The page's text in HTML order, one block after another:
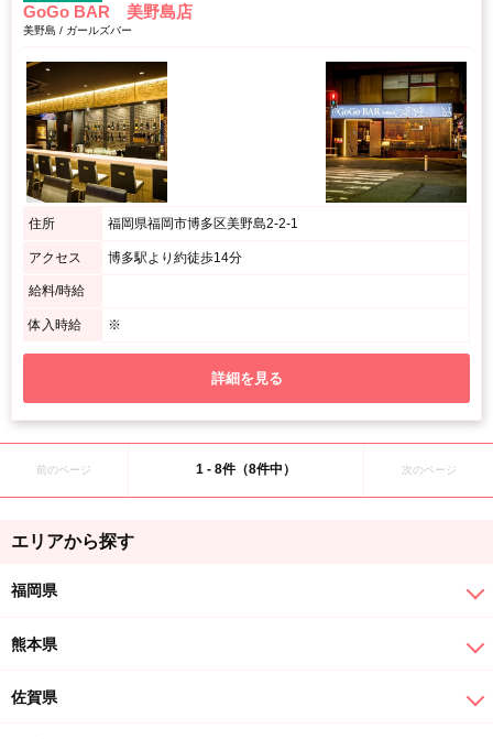
GoGo BAR 美野島店
美野島 / ガールズバー
住所 福岡県福岡市博多区美野島2-2-1
アクセス 博多駅より約徒歩14分
給料/時給
体入時給 ※
詳細を見る
前のページ 1 - 8件（8件中） 次のページ
エリアから探す
福岡県
熊本県
佐賀県